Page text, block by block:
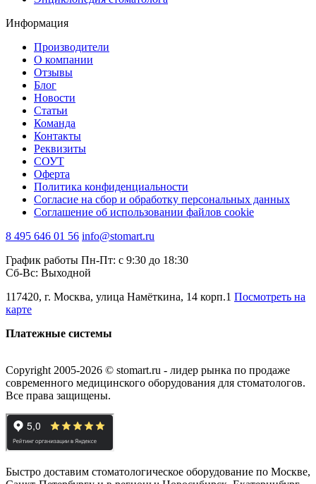
Информация
Производители
О компании
Отзывы
Блог
Новости
Статьи
Команда
Контакты
Реквизиты
СОУТ
Оферта
Политика конфиденциальности
Согласие на сбор и обработку персональных данных
Соглашение об использовании файлов cookie
8 495 646 01 56 info@stomart.ru
График работы Пн-Пт: с 9:30 до 18:30
Сб-Вс: Выходной
117420, г. Москва, улица Намёткина, 14 корп.1 Посмотреть на
карте
Платежные системы
Copyright 2005-2026 © stomart.ru - лидер рынка по продаже
современного медицинского оборудования для стоматологов.
Все права защищены.
Быстро доставим стоматологическое оборудование по Москве,